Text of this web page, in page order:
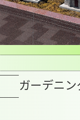
ガーデニ